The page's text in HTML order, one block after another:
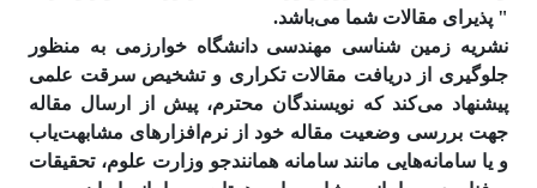
" پذیرای مقالات شما می‌باشد.
نشریه زمین شناسی مهندسی دانشگاه خوارزمی به منظور
جلوگیری از دریافت مقالات تکراری و تشخیص سرقت علمی
پیشنهاد می‌کند که نویسندگان محترم، پیش از ارسال مقاله
جهت بررسی وضعیت مقاله خود از نرم‌افزارهای مشابهت‌­یاب
و یا سامانه‌هایی مانند سامانه همانند‌جو وزارت علوم، تحقیقات